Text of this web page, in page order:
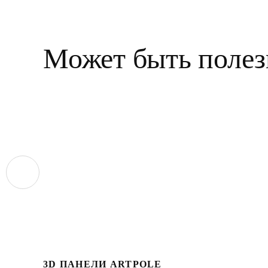
Может быть
3D ПАНЕЛИ ARTPOLE